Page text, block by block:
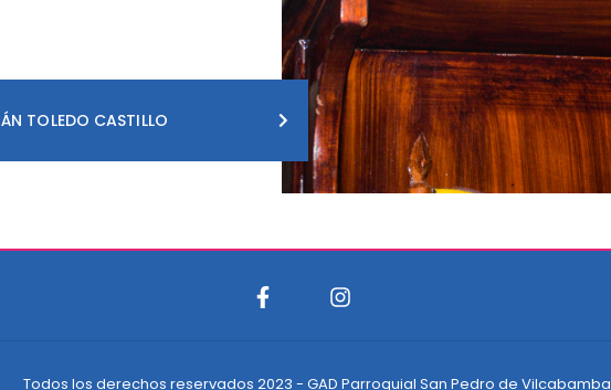
TOLEDO CASTILLO
Todos los derechos reservados 2023 - GAD Parroquial San Pedro de Vilcabamba